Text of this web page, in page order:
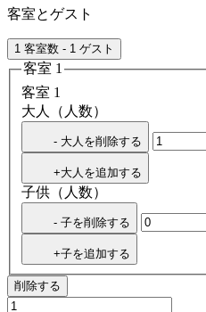
客室とゲスト
1 客室数 - 1 ゲスト
客室 1
客室 1
大人（人数）
- 大人を削除する
+大人を追加する
子供（人数）
- 子を削除する
+子を追加する
削除する